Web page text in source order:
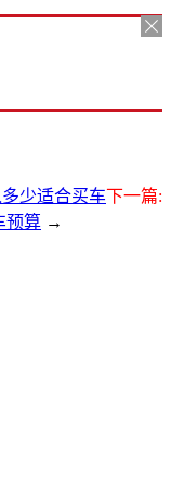
少适合买车下一篇:
预算 →